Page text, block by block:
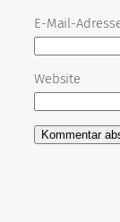
E-Mail-
Website